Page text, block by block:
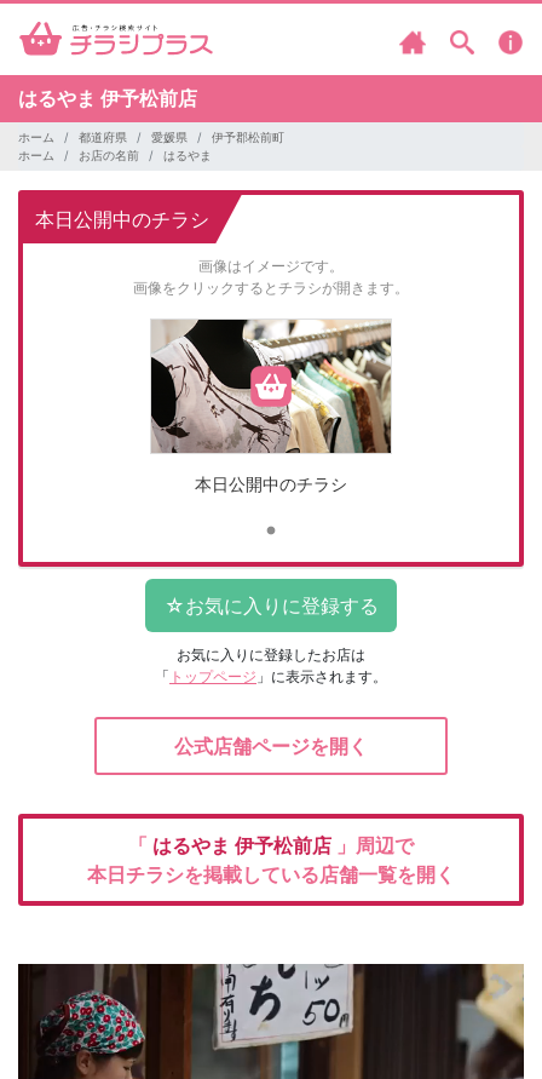
はるやま 伊予松前店
ホーム 都道府県 愛媛県
伊予郡松前町
ホーム
お店の名前 はるやま
本日公開中のチラシ
画像はイメージです。
画像をクリックするとチラシが開きます。
本日公開中のチラシ
お気に入りに登録したお店は
「 トップページ 」に表示されます。
公式店舗ページを開く
「 はるやま 伊予松前店 」周辺で
本日チラシを掲載している店舗一覧を開く